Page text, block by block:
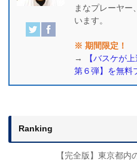
まなプレーヤー
います。
※ 期間限定！
→
【バスケが
第６弾】を無料
Ranking
【完全版】東京都